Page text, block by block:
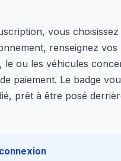
vous
renseignez vos
le ou les véhicules
paiement. Le badge
prêt à être posé